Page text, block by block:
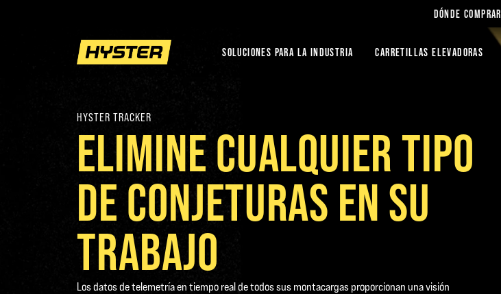
DÓNDE COMPRAR
SOLUCIONES PARA LA INDUSTRIA CARRETILLAS ELEVADORAS
HYSTER TRACKER
ELIMINE CUALQUIER TIPO
DE CONJETURAS EN SU
TRABAJO
Los datos de telemetría en tiempo real de todos sus montacargas proporcionan una visión